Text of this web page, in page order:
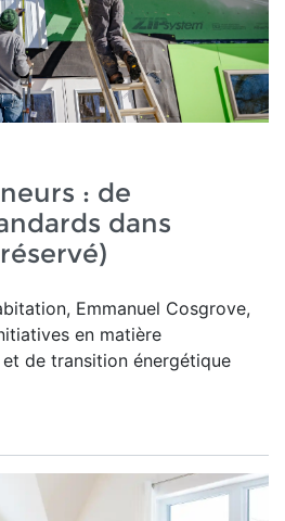
: de
dans
Emmanuel Cosgrove,
en matière
de transition énergétique